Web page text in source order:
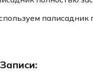
палисадник